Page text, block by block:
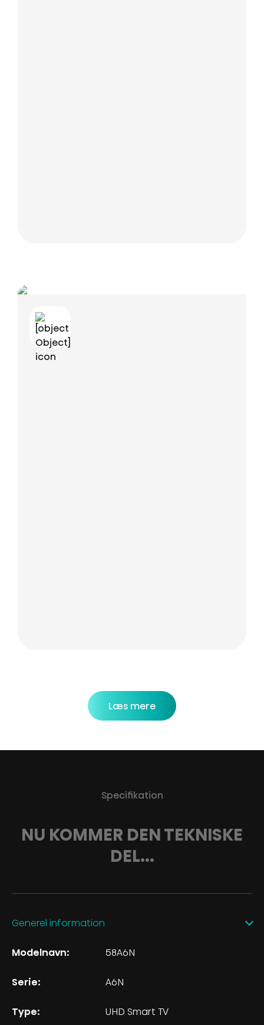
Læs mere
Specifikation
NU KOMMER DEN TEKNISKE
DEL...
Generel information
Modelnavn: 58A6N
Serie: A6N
Type: UHD Smart TV